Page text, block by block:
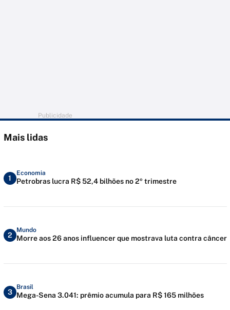
Publicidade
Mais lidas
1
Economia
Petrobras lucra R$ 52,4 bilhões no 2º trimestre
2
Mundo
Morre aos 26 anos influencer que mostrava luta contra câncer
3
Brasil
Mega-Sena 3.041: prêmio acumula para R$ 165 milhões